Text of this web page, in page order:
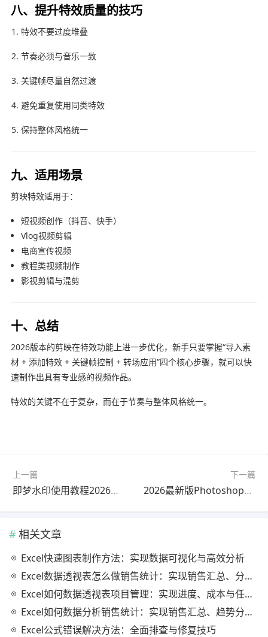
八、提升特效质量的技巧
特效不要过度堆叠
节奏必须与音乐一致
关键帧尽量自然过渡
避免重复使用同类特效
保持整体风格统一
九、适用场景
剪映特效适用于：
短视频创作（抖音、快手）
Vlog视频剪辑
电商宣传视频
教程类视频制作
影视剪辑与混剪
十、总结
2026版本的剪映在特效功能上进一步优化，新手只要掌握“导入素
材 + 添加特效 + 关键帧控制 + 转场应用”四个核心步骤，就可以快
速制作出具有专业感的视频作品。
特效的关键不在于复杂，而在于节奏与整体风格统一。
上一篇
即梦水印使用教程2026最新版一看就会
下一篇
2026最新版Photoshop修图问题解决教程教程｜避坑指南
相关文章
Excel快速图表制作方法：实现数据可视化与高效分析
Excel数据透视表怎么做销售统计：实现销售汇总、分析与动态监控
Excel如何数据透视表项目管理：实现进度、成本与任务的高效分析
Excel如何数据分析销售统计：实现销售汇总、趋势分析与业绩优化
Excel公式错误解决方法：全面排查与修复技巧